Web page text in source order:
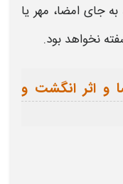
جای امضا، مهر یا
نخواهد بود.
و اثر انگشت و